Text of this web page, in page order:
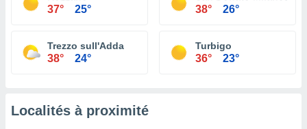
37° 25° 38° 26°
Trezzo sull'Adda
38° 24°
Turbigo
36° 23°
Localités à proximité